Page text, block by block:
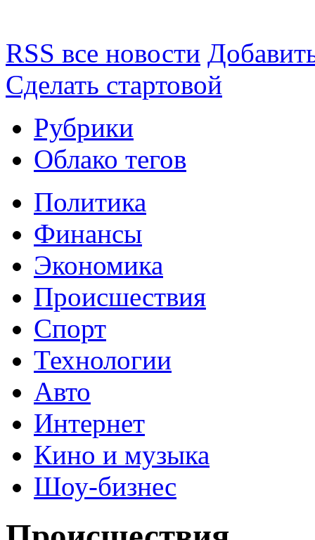
RSS все новости
Сделать стартовой
Рубрики
Облако тегов
Политика
Финансы
Экономика
Происшествия
Спорт
Технологии
Авто
Интернет
Кино и музыка
Шоу-бизнес